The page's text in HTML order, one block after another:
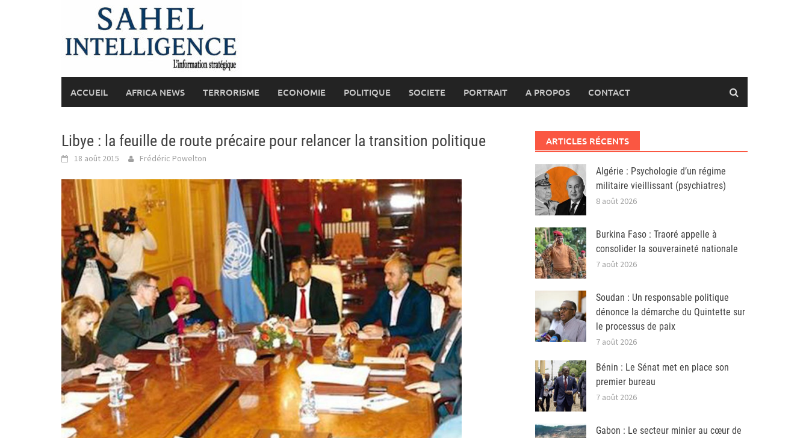
ACCUEIL AFRICA NEWS TERRORISME ECONOMIE POLITIQUE SOCIETE PORTRAIT A PROPOS CONTACT
Libye : la feuille de route précaire pour relancer la transition politique
18 août 2015 Frédéric Powelton
ARTICLES RÉCENTS
Algérie : Psychologie d’un régime
militaire vieillissant (psychiatres)
8 août 2026
Burkina Faso : Traoré appelle à
consolider la souveraineté nationale
7 août 2026
Soudan : Un responsable politique
dénonce la démarche du Quintette sur
le processus de paix
7 août 2026
Bénin : Le Sénat met en place son
premier bureau
7 août 2026
Gabon : Le secteur minier au cœur de